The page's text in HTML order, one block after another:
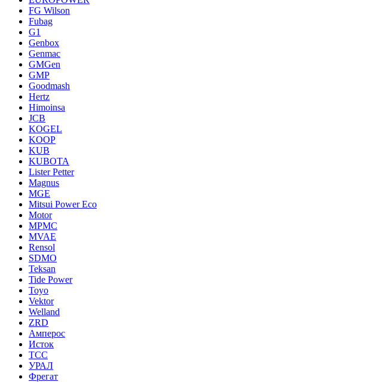
FG Wilson
Fubag
G1
Genbox
Genmac
GMGen
GMP
Goodmash
Hertz
Himoinsa
JCB
KOGEL
KOOP
KUB
KUBOTA
Lister Petter
Magnus
MGE
Mitsui Power Eco
Motor
MPMC
MVAE
Rensol
SDMO
Teksan
Tide Power
Toyo
Vektor
Welland
ZRD
Амперос
Исток
ТСС
УРАЛ
Фрегат